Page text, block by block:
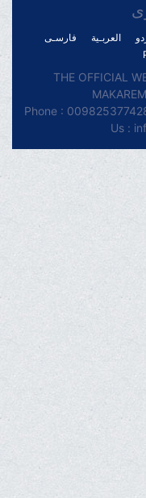
فارسـی العربـیة
THE OFFICIAL
Phone :
Us :